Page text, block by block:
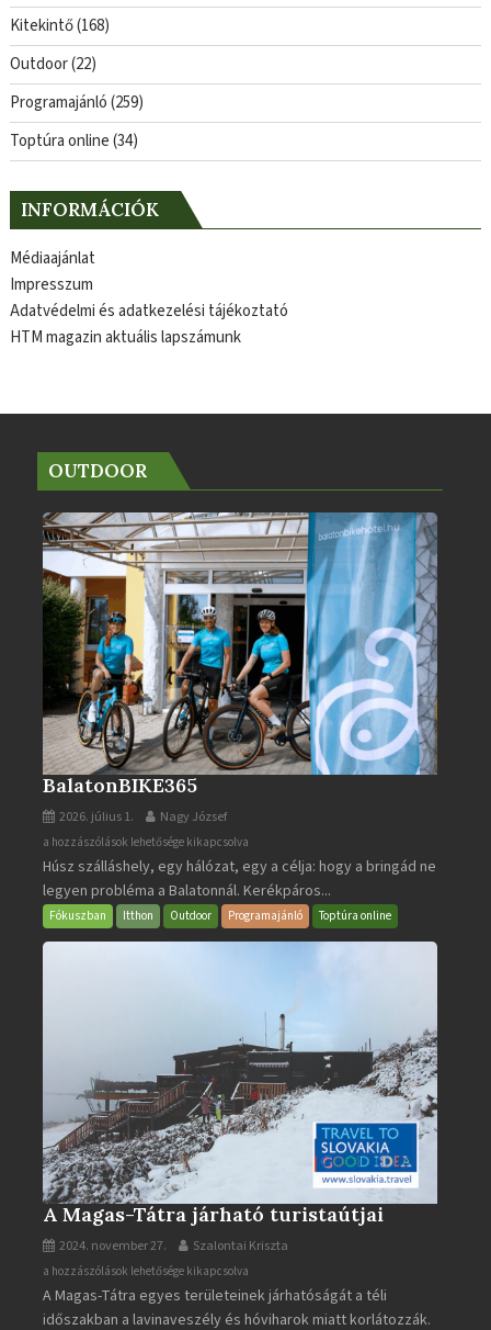
Kitekintő(168)
Outdoor(22)
Programajánló(259)
Toptúra online(34)
INFORMÁCIÓK
Médiaajánlat
Impresszum
Adatvédelmi és adatkezelési tájékoztató
HTM magazin aktuális lapszámunk
OUTDOOR
BalatonBIKE365
2026. július 1. Nagy József
BalatonBIKE365
bejegyzéshez
a hozzászólások lehetősége kikapcsolva
Húsz szálláshely, egy hálózat, egy a célja: hogy a bringád ne
legyen probléma a Balatonnál. Kerékpáros...
Fókuszban Itthon Outdoor Programajánló Toptúra online
A Magas-Tátra járható turistaútjai
2024. november 27. Szalontai Kriszta
A
Magas-
Tátra
a hozzászólások lehetősége kikapcsolva
A Magas-Tátra egyes területeinek járhatóságát a téli
időszakban a lavinaveszély és hóviharok miatt korlátozzák.